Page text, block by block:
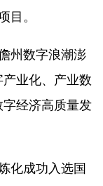
目。
州数字浪潮澎
业化、产业数
经济高质量发
成功入选国